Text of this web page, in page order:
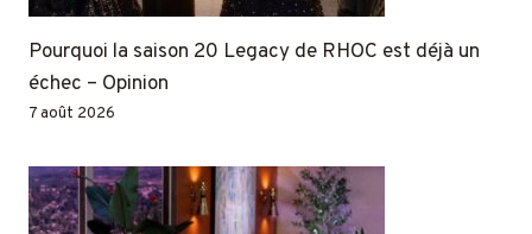
Pourquoi la saison 20 Legacy de RHOC est déjà un
échec – Opinion
7 août 2026